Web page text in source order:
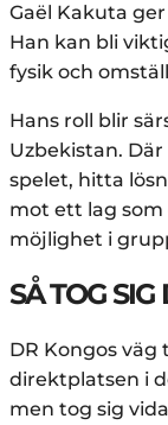
Gaël Kakuta
Han kan bli
fysik och
Hans roll blir
Uzbekistan.
spelet, hitta
mot ett lag som
möjlighet i
SÅ TOG
DR Kongos väg
direktplatsen i
men tog sig